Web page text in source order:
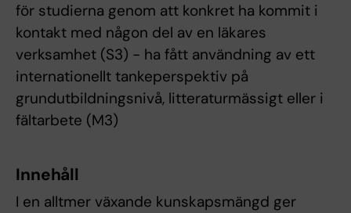
för studierna genom att konkret ha kommit i
kontakt med någon del av en läkares
verksamhet (S3) - ha fått användning av ett
internationellt tankeperspektiv på
grundutbildningsnivå, litteraturmässigt eller i
fältarbete (M3)
Innehåll
I en alltmer växande kunskapsmängd ger